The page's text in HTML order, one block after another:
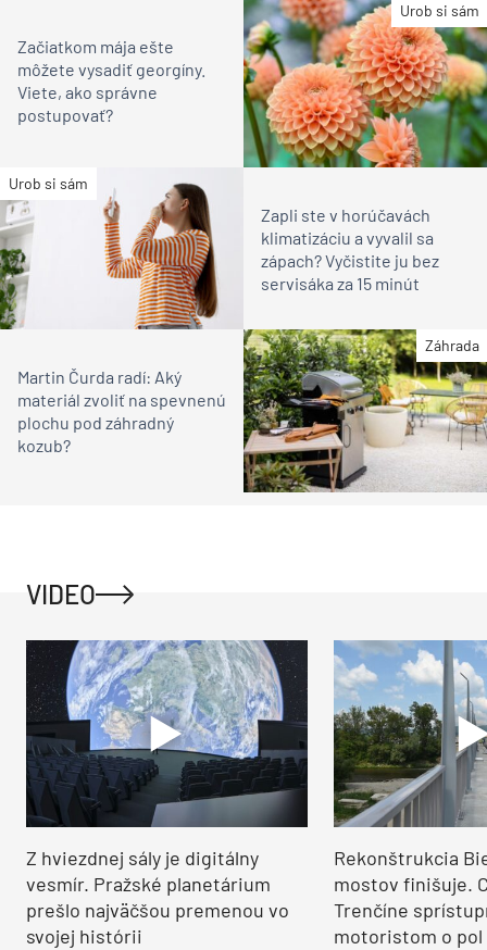
Urob si sám
Začiatkom mája ešte
môžete vysadiť georgíny.
Viete, ako správne
postupovať?
Urob si sám
Zapli ste v horúčavách
klimatizáciu a vyvalil sa
zápach? Vyčistite ju bez
servisáka za 15 minút
Záhrada
Martin Čurda radí: Aký
materiál zvoliť na spevnenú
plochu pod záhradný
kozub?
VIDEO
Z hviezdnej sály je digitálny
vesmír. Pražské planetárium
prešlo najväčšou premenou vo
svojej histórii
Rekonštrukcia
mostov finišuje.
Trenčíne
motoristom o pol